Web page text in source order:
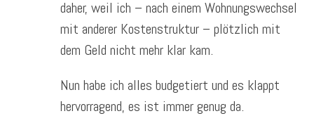
daher, weil ich – nach einem Wohnungswechsel
mit anderer Kostenstruktur – plötzlich mit
dem Geld nicht mehr klar kam.
Nun habe ich alles budgetiert und es klappt
hervorragend, es ist immer genug da.